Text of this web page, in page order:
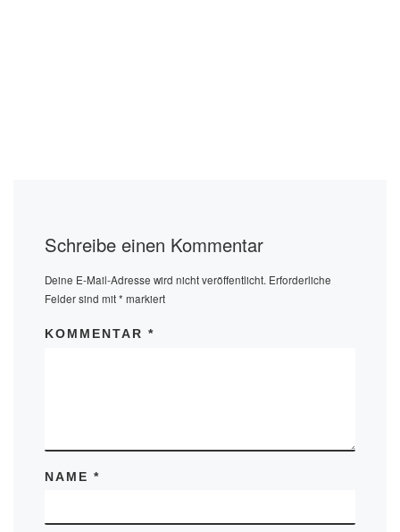
Schreibe einen Kommentar
Deine E-Mail-Adresse wird nicht veröffentlicht. Erforderliche
Felder sind mit* markiert
KOMMENTAR*
NAME*